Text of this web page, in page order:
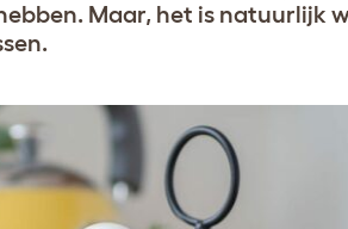
Maar, het is natuurlijk